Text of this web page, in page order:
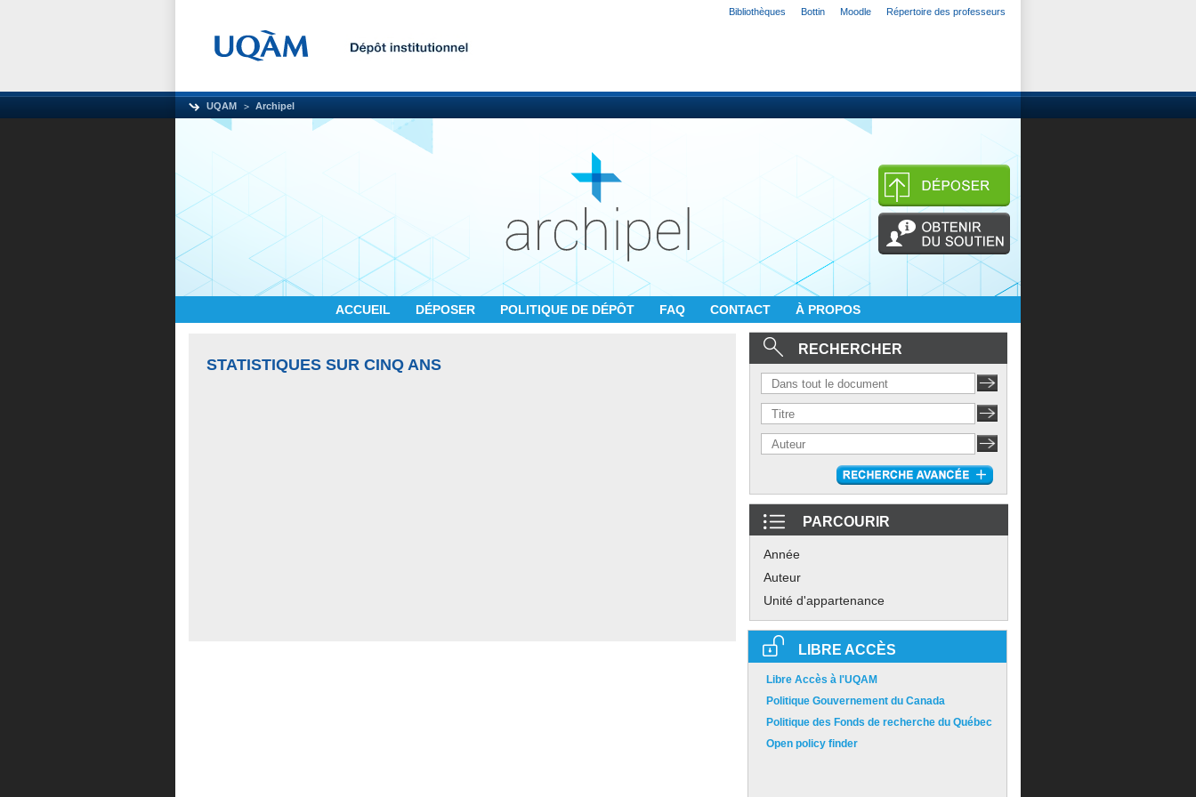
Bibliothèques Bottin Moodle Répertoire des professeurs
UQAM Archipel
ACCUEIL DÉPOSER POLITIQUE DE DÉPÔT FAQ CONTACT À PROPOS
STATISTIQUES SUR CINQ ANS
RECHERCHER
PARCOURIR
Année
Auteur
Unité d'appartenance
LIBRE ACCÈS
Libre Accès à l'UQAM
Politique Gouvernement du Canada
Politique des Fonds de recherche du Québec
Open policy finder